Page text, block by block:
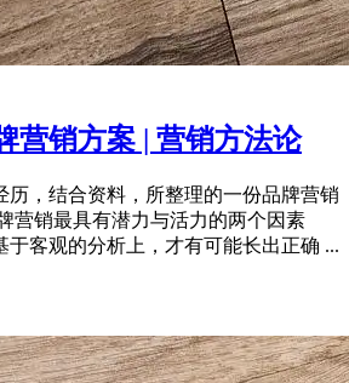
营销方案 | 营销方法论
历，结合资料，所整理的一份品牌营销
营销最具有潜力与活力的两个因素
客观的分析上，才有可能长出正确 ...